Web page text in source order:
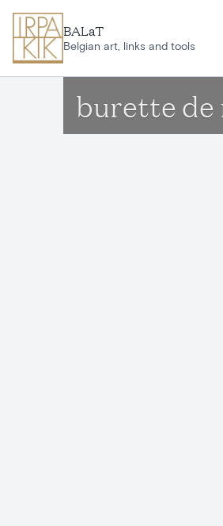
BALaT
Belgian art, links and tools
burette de